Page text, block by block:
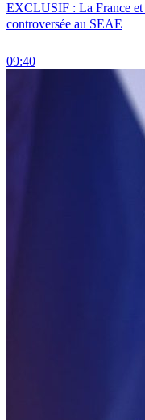
EXCLUSIF : La France et
controversée au SEAE
09:40